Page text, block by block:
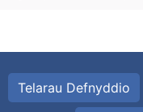
Telarau Defnyddio